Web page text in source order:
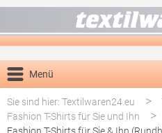
Menü
Sie sind hier: Textilwaren24.eu
>
Fashion T-Shirts für Sie und Ihn >